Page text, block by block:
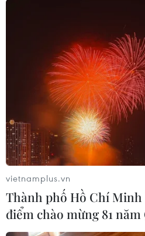
nhóm phụ trách quá trình
thống Biden về việc xác
vật liên quan đến lĩnh vực
vietnamplus.vn
Thành phố Hồ Chí Minh
điểm chào mừng 81